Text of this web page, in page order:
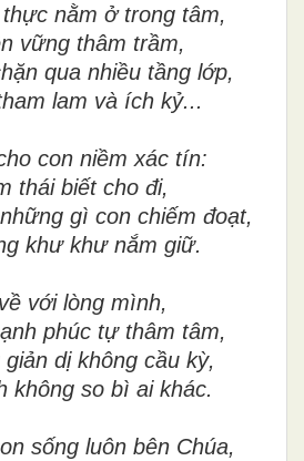
nằm ở trong tâm,
vững thâm trầm,
qua nhiều tầng lớp,
lam và ích kỷ...
con niềm xác tín:
thái biết cho đi,
gì con chiếm đoạt,
khư khư nắm giữ.
với lòng mình,
phúc tự thâm tâm,
dị không cầu kỳ,
không so bì ai khác.
sống luôn bên Chúa,